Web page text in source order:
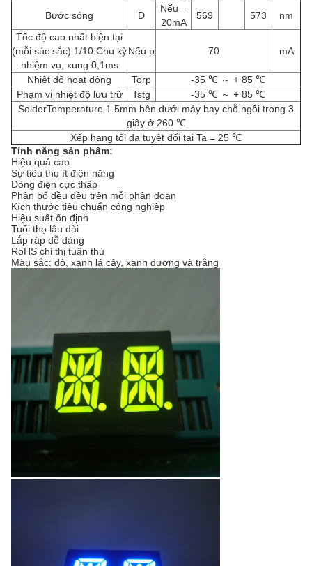
Bước sóng D
Nếu =
20mA
569 573
nm
Tốc độ cao nhất hiện tại
(mỗi súc sắc) 1/10 Chu kỳ
nhiệm vụ, xung 0,1ms
Nếu p 70 mA
Nhiệt độ hoạt động Torp
-35 ℃ ～ + 85 ℃
Phạm vi nhiệt độ lưu trữ
Tstg
-35 ℃ ～ + 85 ℃
SolderTemperature 1.5mm bên dưới máy bay chỗ ngồi trong 3
giây ở 260 ℃
Xếp hạng tối đa tuyệt đối tại Ta = 25 ℃
Tính năng sản phẩm:
Hiệu quả cao
Sự tiêu thụ ít điện năng
Dòng điện cực thấp
Phân bố đều đều trên mỗi phân đoạn
Kích thước tiêu chuẩn công nghiệp
Hiệu suất ổn định
Tuổi thọ lâu dài
Lắp ráp dễ dàng
RoHS chỉ thị tuân thủ
Màu sắc: đỏ, xanh lá cây, xanh dương và trắng